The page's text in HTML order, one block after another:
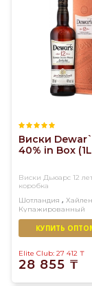
Виски
40% in Box
Виски Дьюарс 12
коробка
Шотландия ,
Купажированный
КУПИТЬ
Elite Club: 27 412 ₸
28 855 ₸